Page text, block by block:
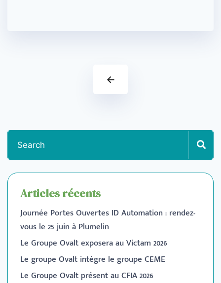
←
Articles récents
Journée Portes Ouvertes ID Automation : rendez-
vous le 25 juin à Plumelin
Le Groupe Ovalt exposera au Victam 2026
Le groupe Ovalt intègre le groupe CEME
Le Groupe Ovalt présent au CFIA 2026